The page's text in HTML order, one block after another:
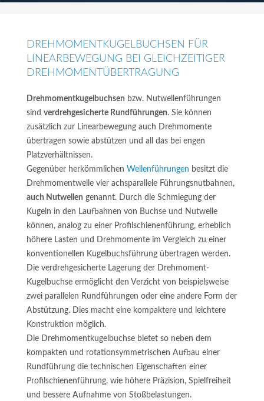
DREHMOMENTKUGELBUCHSEN FÜR
LINEARBEWEGUNG BEI GLEICHZEITIGER
DREHMOMENTÜBERTRAGUNG
Drehmomentkugelbuchsen bzw. Nutwellenführungen
sind verdrehgesicherte Rundführungen. Sie können
zusätzlich zur Linearbewegung auch Drehmomente
übertragen sowie abstützen und all das bei engen
Platzverhältnissen.
Gegenüber herkömmlichen Wellenführungen besitzt die
Drehmomentwelle vier achsparallele Führungsnutbahnen,
auch Nutwellen genannt. Durch die Schmiegung der
Kugeln in den Laufbahnen von Buchse und Nutwelle
können, analog zu einer Profilschienenführung, erheblich
höhere Lasten und Drehmomente im Vergleich zu einer
konventionellen Kugelbuchsführung übertragen werden.
Die verdrehgesicherte Lagerung der Drehmoment-
Kugelbuchse ermöglicht den Verzicht von beispielsweise
zwei parallelen Rundführungen oder eine andere Form der
Abstützung. Dies macht eine kompaktere und leichtere
Konstruktion möglich.
Die Drehmomentkugelbuchse bietet so neben dem
kompakten und rotationsymmetrischen Aufbau einer
Rundführung die technischen Eigenschaften einer
Profilschienenführung, wie höhere Präzision, Spielfreiheit
und bessere Aufnahme von Stoßbelastungen.